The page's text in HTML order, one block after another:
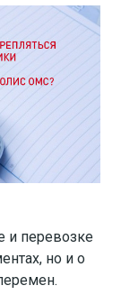
и перевозке
но и о